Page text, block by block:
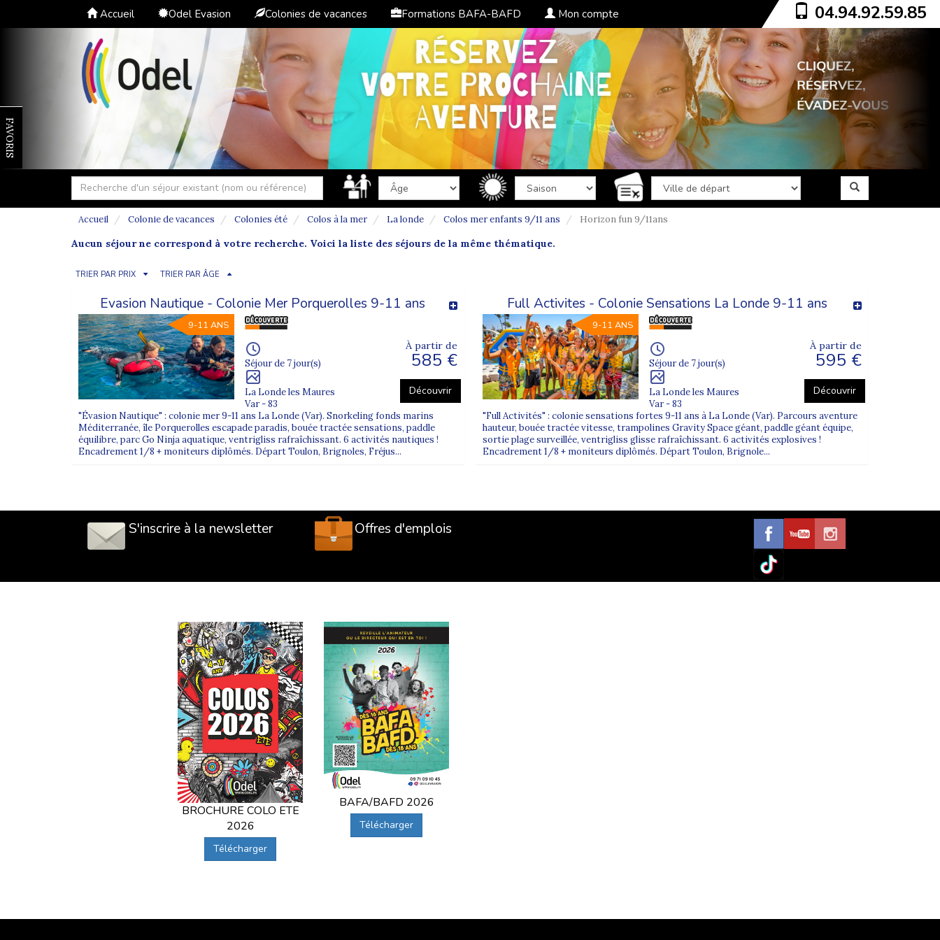
Accueil Odel Evasion Colonies de vacances Formations BAFA-BAFD Mon compte 04.94.92.59.85
FAVORIS
Accueil Colonie de vacances Colonies été Colos à la mer La londe Colos mer enfants 9/11 ans Horizon fun 9/11ans
Aucun séjour ne correspond à votre recherche. Voici la liste des séjours de la même thématique.
TRIER PAR PRIX TRIER PAR ÂGE
Evasion Nautique - Colonie Mer Porquerolles 9-11 ans
9-11 ANS
Séjour de 7 jour(s)
La Londe les Maures
Var - 83
À partir de
585 €
Découvrir
"Évasion Nautique" : colonie mer 9-11 ans La Londe (Var). Snorkeling fonds marins
Méditerranée, île Porquerolles escapade paradis, bouée tractée sensations, paddle
équilibre, parc Go Ninja aquatique, ventrigliss rafraîchissant. 6 activités nautiques !
Encadrement 1/8 + moniteurs diplômés. Départ Toulon, Brignoles, Fréjus...
Full Activites - Colonie Sensations La Londe 9-11 ans
9-11 ANS
Séjour de 7 jour(s)
La Londe les Maures
Var - 83
À partir de
595 €
Découvrir
"Full Activités" : colonie sensations fortes 9-11 ans à La Londe (Var). Parcours aventure
hauteur, bouée tractée vitesse, trampolines Gravity Space géant, paddle géant équipe,
sortie plage surveillée, ventrigliss glisse rafraîchissant. 6 activités explosives !
Encadrement 1/8 + moniteurs diplômés. Départ Toulon, Brignole...
S'inscrire à la newsletter Offres d'emplois
BROCHURE COLO ETE
2026
Télécharger
BAFA/BAFD 2026
Télécharger